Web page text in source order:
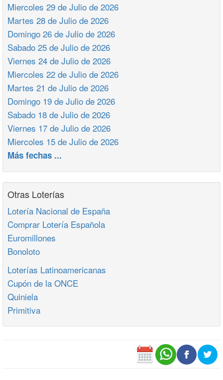
Miercoles 29 de Julio de 2026
Martes 28 de Julio de 2026
Domingo 26 de Julio de 2026
Sabado 25 de Julio de 2026
Viernes 24 de Julio de 2026
Miercoles 22 de Julio de 2026
Martes 21 de Julio de 2026
Domingo 19 de Julio de 2026
Sabado 18 de Julio de 2026
Viernes 17 de Julio de 2026
Miercoles 15 de Julio de 2026
Más fechas ...
Otras Loterías
Lotería Nacional de España
Comprar Lotería Española
Euromillones
Bonoloto
Loterías Latinoamericanas
Cupón de la ONCE
Quiniela
Primitiva